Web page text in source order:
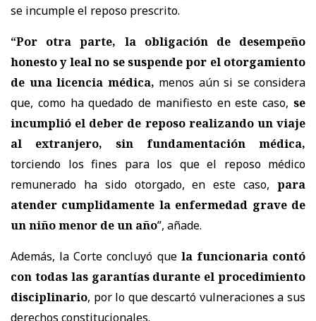
se incumple el reposo prescrito.
“Por otra parte, la obligación de desempeño
honesto y leal no se suspende por el otorgamiento
de una licencia médica, menos aún si se considera
que, como ha quedado de manifiesto en este caso, se
incumplió el deber de reposo realizando un viaje
al extranjero, sin fundamentación médica,
torciendo los fines para los que el reposo médico
remunerado ha sido otorgado, en este caso, para
atender cumplidamente la enfermedad grave de
un niño menor de un año”, añade.
Además, la Corte concluyó que la funcionaria contó
con todas las garantías durante el procedimiento
disciplinario, por lo que descartó vulneraciones a sus
derechos constitucionales.